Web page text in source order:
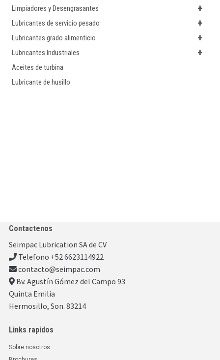
+
Limpiadores y Desengrasantes
+
Lubricantes de servicio pesado
+
Lubricantes grado alimenticio
+
Lubricantes Industriales
Aceites de turbina
Lubricante de husillo
Contactenos
Seimpac Lubrication SA de CV
Telefono +52 6623114922
contacto@seimpac.com
Bv. Agustín Gómez del Campo 93
Quinta Emilia
Hermosillo, Son. 83214
Links rapidos
Sobre nosotros